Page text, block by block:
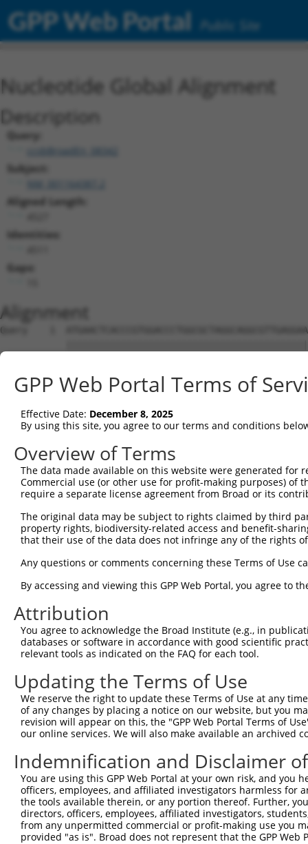
GPP Web Portal Public Site
Nucleotide Global Alignment
Description
Query:
ccsbBroadEn_08342
Subject:
Aligned Length:
Identities:
Gaps:
Alignment
Query    1  ATGAACTCACCCGTGGACCCTGGCGCTAGGCAGGCGTTGAGGAAGAAGCCACCCGAGCGGACTCCCGAGGACTT  74
            ||||||||||||||||||||||||||||||||||||||||||||||||||||||||||||||||||||||||||
Sbjct    1  ATGAACTCACCCGTGGACCCTGGCGCTAGGCAGGCGTTGAGGAAGAAGCCACCCGAGCGGACTCCCGAGGACTT  74

Query   75  AAATACTATTTATTCTTATCTTCATGGAATGGAAATATTATCAAATCTCAGGGAACATCAGCTTAGATTAATGT  148
            ||||||||||||||||||||||||||||||||||||||||||||||||||||||||||||||||||||||||||
Sbjct   75  AAATACTATTTATTCTTATCTTCATGGAATGGAAATATTATCAAATCTCAGGGAACATCAGCTTAGATTAATGT  148

Query  149  CTGCAAGAGCACGCTATGAGAGATACAGTGGCAATCAGGTTCTCTTTTGTTCAGAAACGATTGCCAGATGTTGG  222
            ||||||||||||||||||||||||||||||||||||||||||||||||||||||||||||||||||||||||||
Sbjct  149  CTGCAAGAGCACGCTATGAGAGATACAGTGGCAATCAGGTTCTCTTTTGTTCAGAAACGATTGCCAGATGTTGG  222

Query  223  TATATCCTACTTTCTGGATCTGTGCTTGTAAAAGGCTCCATGGTCTTGCCTCCTTGCAGTTTTGGTAAGCAGTT  296
            |||||||||||||||||||||||||||||.||||||||||||||||||||||||||||||||||||||||||||
Sbjct  223  TATATCCTACTTTCTGGATCTGTGCTTGTGAAAGGCTCCATGGTCTTGCCTCCTTGCAGTTTTGGTAAGCAGTT  296

Query  297  TGGAGGAAAAAGAGGATGTGATTGTCTTGTATTAGAGCCTTCAGAAATGATTGTGGTAGAGAATGCCAAAGATA  370
            ||||||||||||||||||||||||||||||||||||||||||||||||||||||||||||||||||||||||||
Sbjct  297  TGGAGGAAAAAGAGGATGTGATTGTCTTGTATTAGAGCCTTCAGAAATGATTGTGGTAGAGAATGCCAAAGATA  370

Query  371  ATGAAGATAGTATTCTACAAAGAGAAATTCCTGCCAGACAATCCCGAAGAAGATTTCGGAAAATTAACTATAAA  444
            ||||||||||||||||||||||||||||||||||||||||||||||||||||||||||||||||||||||||||
Sbjct  371  ATGAAGATAGTATTCTACAAAGAGAAATTCCTGCCAGACAATCCCGAAGAAGATTTCGGAAAATTAACTATAAA  444

Query  445  GGAGAGCGCCAAACCATTACTGATGATGTGGAGGTTAACAGCTATCTTTCTCTTCCAGCTGATCTTACCAAGAT  518
            ||||||||||||||||||||||||||||||||||||||||||||||||||||||||||||||||||||||||||
Sbjct  445  GGAGAGCGCCAAACCATTACTGATGATGTGGAGGTTAACAGCTATCTTTCTCTTCCAGCTGATCTTACCAAGAT  518

Query  519  GCATCTCACAGAAAACCCTCATCCACAGGTGACTCATGTGTCTTCTAGTCAGTCTGGTTGTAGCATTGCCAGTG  592
            ||||||||||||||||||||||||||||||||||||||||||||||||||||||||||||||||||||||||||
Sbjct  519  GCATCTCACAGAAAACCCTCATCCACAGGTGACTCATGTGTCTTCTAGTCAGTCTGGTTGTAGCATTGCCAGTG  592

Query  593  ACTCTGGAAGCAGCAGTTTATCTGATATCTATCAGGCTACGGAGAGTGAGGTAGGAGATGTAGATTTGACACGT  666
            ||||||||||||||||||||||||||||||||||||||||||||||||||||||||||||||||||||||||||
Sbjct  593  ACTCTGGAAGCAGCAGTTTATCTGATATCTATCAGGCTACGGAGAGTGAGGTAGGAGATGTAGATTTGACACGT  666

Query  667  CTTCCAGAAGGACCTGTTGATTCTGAGGATGACGAAGAGGAAGATGAAGAGATTGATCGAACAGATCCATTGCA  740
            ||||||||||||||||||||||||||||||||||||||||||||||||||||||||||||||||||||||||||
Sbjct  667  CTTCCAGAAGGACCTGTTGATTCTGAGGATGACGAAGAGGAAGATGAAGAGATTGATCGAACAGATCCATTGCA  740

Query  741  GGGGCGAGATCTTGTTCGAGAATGTCTTGAAAAAGAACCTGCAGACAAAACTGATGATGACATTGAACAATTGC  814
            ||||||||||||||||||||||||||||||||||||||||||||||||||||||||||||||||||||||||||
Sbjct  741  GGGGCGAGATCTTGTTCGAGAATGTCTTGAAAAAGAACCTGCAGACAAAACTGATGATGACATTGAACAATTGC  814

Query  815  TGGAGTTTATGCACCAGCTCCCTGCATTTGCAAACATGACCATGTCTGTAAGGAGAGAACTCTGCTCAGTGATG  888
            ||||||||||||||||||||||||||||||||||||||||||||||||||||||||||||||||||||||||||
Sbjct  815  TGGAGTTTATGCACCAGCTCCCTGCATTTGCAAACATGACCATGTCTGTAAGGAGAGAACTCTGCTCAGTGATG  888

Query  889  ATTTTTGAAGTGGTAGAGCAGGCTGGAGCTATTATTCTTGAAGATGGGCAAGAGCTTGACTCATGGTATGTTAT  962
            ||||||||||||||||||||||||||||||||||||||||||||||||||||||||||||||||||||||||||
Sbjct  889  ATTTTTGAAGTGGTAGAGCAGGCTGGAGCTATTATTCTTGAAGATGGGCAAGAGCTTGACTCATGGTATGTTAT  962

Query  963  TTTAAACGGCACTGTGGAAATCAGTCATCCAGATGGAAAAGTTGAAAATTTGTTTATGGGAAATAGTTTTGGAA  1036
            ||||||||||||||||||||||||||||||||||||||||||||||||||||||||||||||||||||||||||
Sbjct  963  TTTAAACGGCACTGTGGAAATCAGTCATCCAGATGGAAAAGTTGAAAATTTGTTTATGGGAAATAGTTTTGGAA  1036

Query 1037  TTACTCCCACTCTGGATAAGCAGTACATGCATGGAATTGTCAGGACTAAAGTAGATGATTGTCAGTTTGTCTGC  1110
            ||||||||||||||||||||||||||||||||||||||||||||||||||||||||||||||||||||||||||
Sbjct 1037  TTACTCCCACTCTGGATAAGCAGTACATGCATGGAATTGTCAGGACTAAAGTAGATGATTGTCAGTTTGTCTGC  1110

Query 1111  ATAGCCCAGCAAGATTATTGGAGAATTTTAAACCATGTGGAAAAAAATACCCATAAAGTTGAGGAAGAGGGAGA  1184
            ||||||||||||||||||||||||||||||||||||||||||||||||||||||||||||||||||||||||||
Sbjct 1111  ATAGCCCAGCAAGATTATTGGAGAATTTTAAACCATGTGGAAAAAAATACCCATAAAGTTGAGGAAGAGGGAGA  1184

Query 1185  AATTGTTATGGTACATGAGCATCGGGAACTAGACCGGAGTGGAACCAGGAAAGGACACATTGTGATCAAGGCAA  1258
            ||||||||||||||||||||||||||||||||||||||||||||||||||||||||||||||||||||||||||
Sbjct 1185  AATTGTTATGGTACATGAGCATCGGGAACTAGACCGGAGTGGAACCAGGAAAGGACACATTGTGATCAAGGCAA  1258

Query 1259  CACCTGAGCGTCTCATAATGCATTTAATAGAAGAACATTCCATCGTGGATCCAACTTATATAGAAGATTTTCTA  1332
            ||||||||||||||||||||||||||||||||||||||||||||||||||||||||||||||||||||||||||
Sbjct 1259  CACCTGAGCGTCTCATAATGCATTTAATAGAAGAACATTCCATCGTGGATCCAACTTATATAGAAGATTTTCTA  1332

Query 1333  TTAACTTACAGGACATTTCTTGAAAGTCCTTTGGATGTTGGGATCAAACTATTGGAATGGTTTAAGATCGACAG  1406
            ||||||||||||||||||||||||||||||||||||||||||||||||||||||||||||||||||||||||||
Sbjct 1333  TTAACTTACAGGACATTTCTTGAAAGTCCTTTGGATGTTGGGATCAAACTATTGGAATGGTTTAAGATCGACAG  1406

Query 1407  CTTAAGAGATAAGGTGACACGGATTGTATTATTATGGGTAAATAATCATTTTAATGATTTTGAAGGTGACCCTG  1480
            ||||||||||||||||||||||||||||||||||||||||||||||||||||||||||||||||||||||||||
Sbjct 1407  CTTAAGAGATAAGGTGACACGGATTGTATTATTATGGGTAAATAATCATTTTAATGATTTTGAAGGTGACCCTG  1480

Query 1481  CTATGACTCGATTTCTAGAGGAATTTGAAAAAAATCTGGAAGATACAAAGATGAATGGTCATCTCCGGTTATTG  1554
            ||||||||||||||||||||||||||||||||||||||||||||||||||||||||||||||||||||||||||
Sbjct 1481  CTATGACTCGATTTCTAGAGGAATTTGAAAAAAATCTGGAAGATACAAAGATGAATGGTCATCTCCGGTTATTG  1554

Query 1555  AATATTGCCTGTGCTGCAAAGGCTAAGTGGAGACAGGTTGTGCTGCAAAAGGCTTCCCGCGAGTCCCCTCTACA  1628
            ||||||||||||||||||||||||||||||||||||||||||||||||||||||||||||||||||||||||||
Sbjct 1555  AATATTGCCTGTGCTGCAAAGGCTAAGTGGAGACAGGTTGTGCTGCAAAAGGCTTCCCGCGAGTCCCCTCTACA  1628

Query 1629
GPP Web Portal Terms of
Effective Date: December 8, 2025
By using this site, you agree to our terms and conditions
Overview of Terms
The data made available on this website were generated
Commercial use (or other use for profit-making purposes) of
require a separate license agreement from Broad or its
The original data may be subject to rights claimed by third
property rights, biodiversity-related access and benefit-
that their use of the data does not infringe any of the rights
Any questions or comments concerning these Terms of Use
By accessing and viewing this GPP Web Portal, you agree to
Attribution
You agree to acknowledge the Broad Institute (e.g., in
databases or software in accordance with good scientific
relevant tools as indicated on the FAQ for each tool.
Updating the Terms of Use
We reserve the right to update these Terms of Use at any
of any changes by placing a notice on our website, but you
revision will appear on this, the "GPP Web Portal Terms of
our online services. We will also make available an archived
Indemnification and Disclaimer
You are using this GPP Web Portal at your own risk, and
officers, employees, and affiliated investigators harmless for
the tools available therein, or any portion thereof. Further,
directors, officers, employees, affiliated investigators,
from any unpermitted commercial or profit-making use you
provided "as is". Broad does not represent that the GPP